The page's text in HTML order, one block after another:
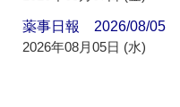
薬事日報 2026/08/05
2026年08月05日 (水)